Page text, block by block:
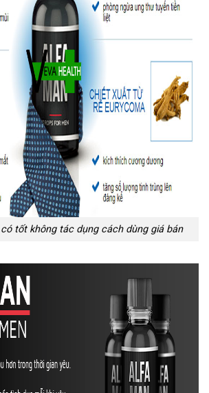
tốt không tác dụng cách dùng giá bán